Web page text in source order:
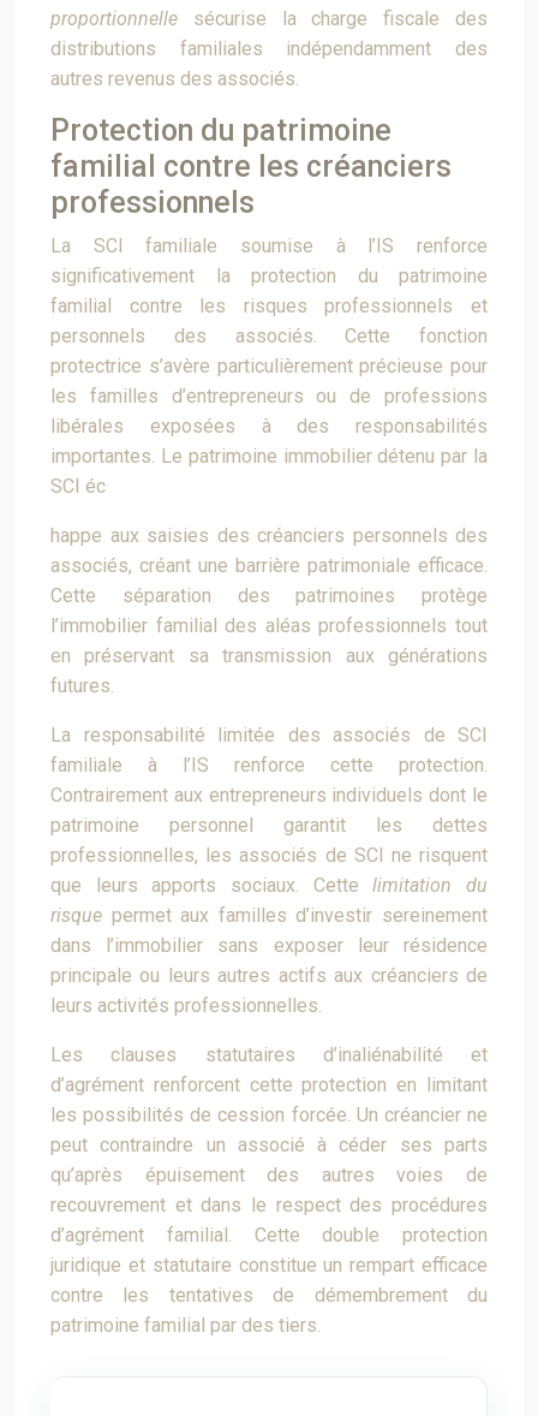
proportionnelle sécurise la charge fiscale des
distributions familiales indépendamment des
autres revenus des associés.
Protection du patrimoine
familial contre les créanciers
professionnels
La SCI familiale soumise à l’IS renforce
significativement la protection du patrimoine
familial contre les risques professionnels et
personnels des associés. Cette fonction
protectrice s’avère particulièrement précieuse pour
les familles d’entrepreneurs ou de professions
libérales exposées à des responsabilités
importantes. Le patrimoine immobilier détenu par la
SCI éc
happe aux saisies des créanciers personnels des
associés, créant une barrière patrimoniale efficace.
Cette séparation des patrimoines protège
l’immobilier familial des aléas professionnels tout
en préservant sa transmission aux générations
futures.
La responsabilité limitée des associés de SCI
familiale à l’IS renforce cette protection.
Contrairement aux entrepreneurs individuels dont le
patrimoine personnel garantit les dettes
professionnelles, les associés de SCI ne risquent
que leurs apports sociaux. Cettelimitation du
risque permet aux familles d’investir sereinement
dans l’immobilier sans exposer leur résidence
principale ou leurs autres actifs aux créanciers de
leurs activités professionnelles.
Les clauses statutaires d’inaliénabilité et
d’agrément renforcent cette protection en limitant
les possibilités de cession forcée. Un créancier ne
peut contraindre un associé à céder ses parts
qu’après épuisement des autres voies de
recouvrement et dans le respect des procédures
d’agrément familial. Cette double protection
juridique et statutaire constitue un rempart efficace
contre les tentatives de démembrement du
patrimoine familial par des tiers.